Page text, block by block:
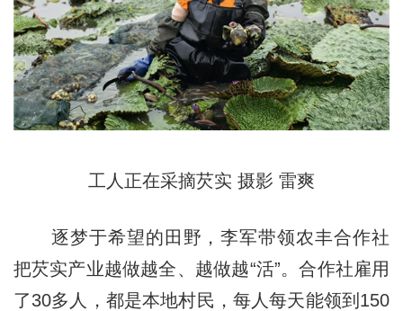
工人正在采摘芡实 摄影 雷爽
逐梦于希望的田野，李军带领农丰合作社
把芡实产业越做越全、越做越“活”。合作社雇用
了30多人，都是本地村民，每人每天能领到150